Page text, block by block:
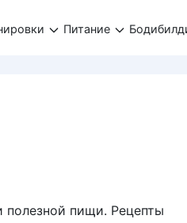
Питание
полезной пищи. Рецепты